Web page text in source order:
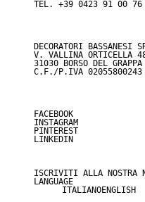
TEL. +39 0423 91 00 76
DECORATORI BASSANESI
V. VALLINA ORTICELLA
31030 BORSO DEL
C.F./P.IVA 02055800243
FACEBOOK
INSTAGRAM
PINTEREST
LINKEDIN
ISCRIVITI ALLA NOSTRA
LANGUAGE
ITALIANOENGLISH